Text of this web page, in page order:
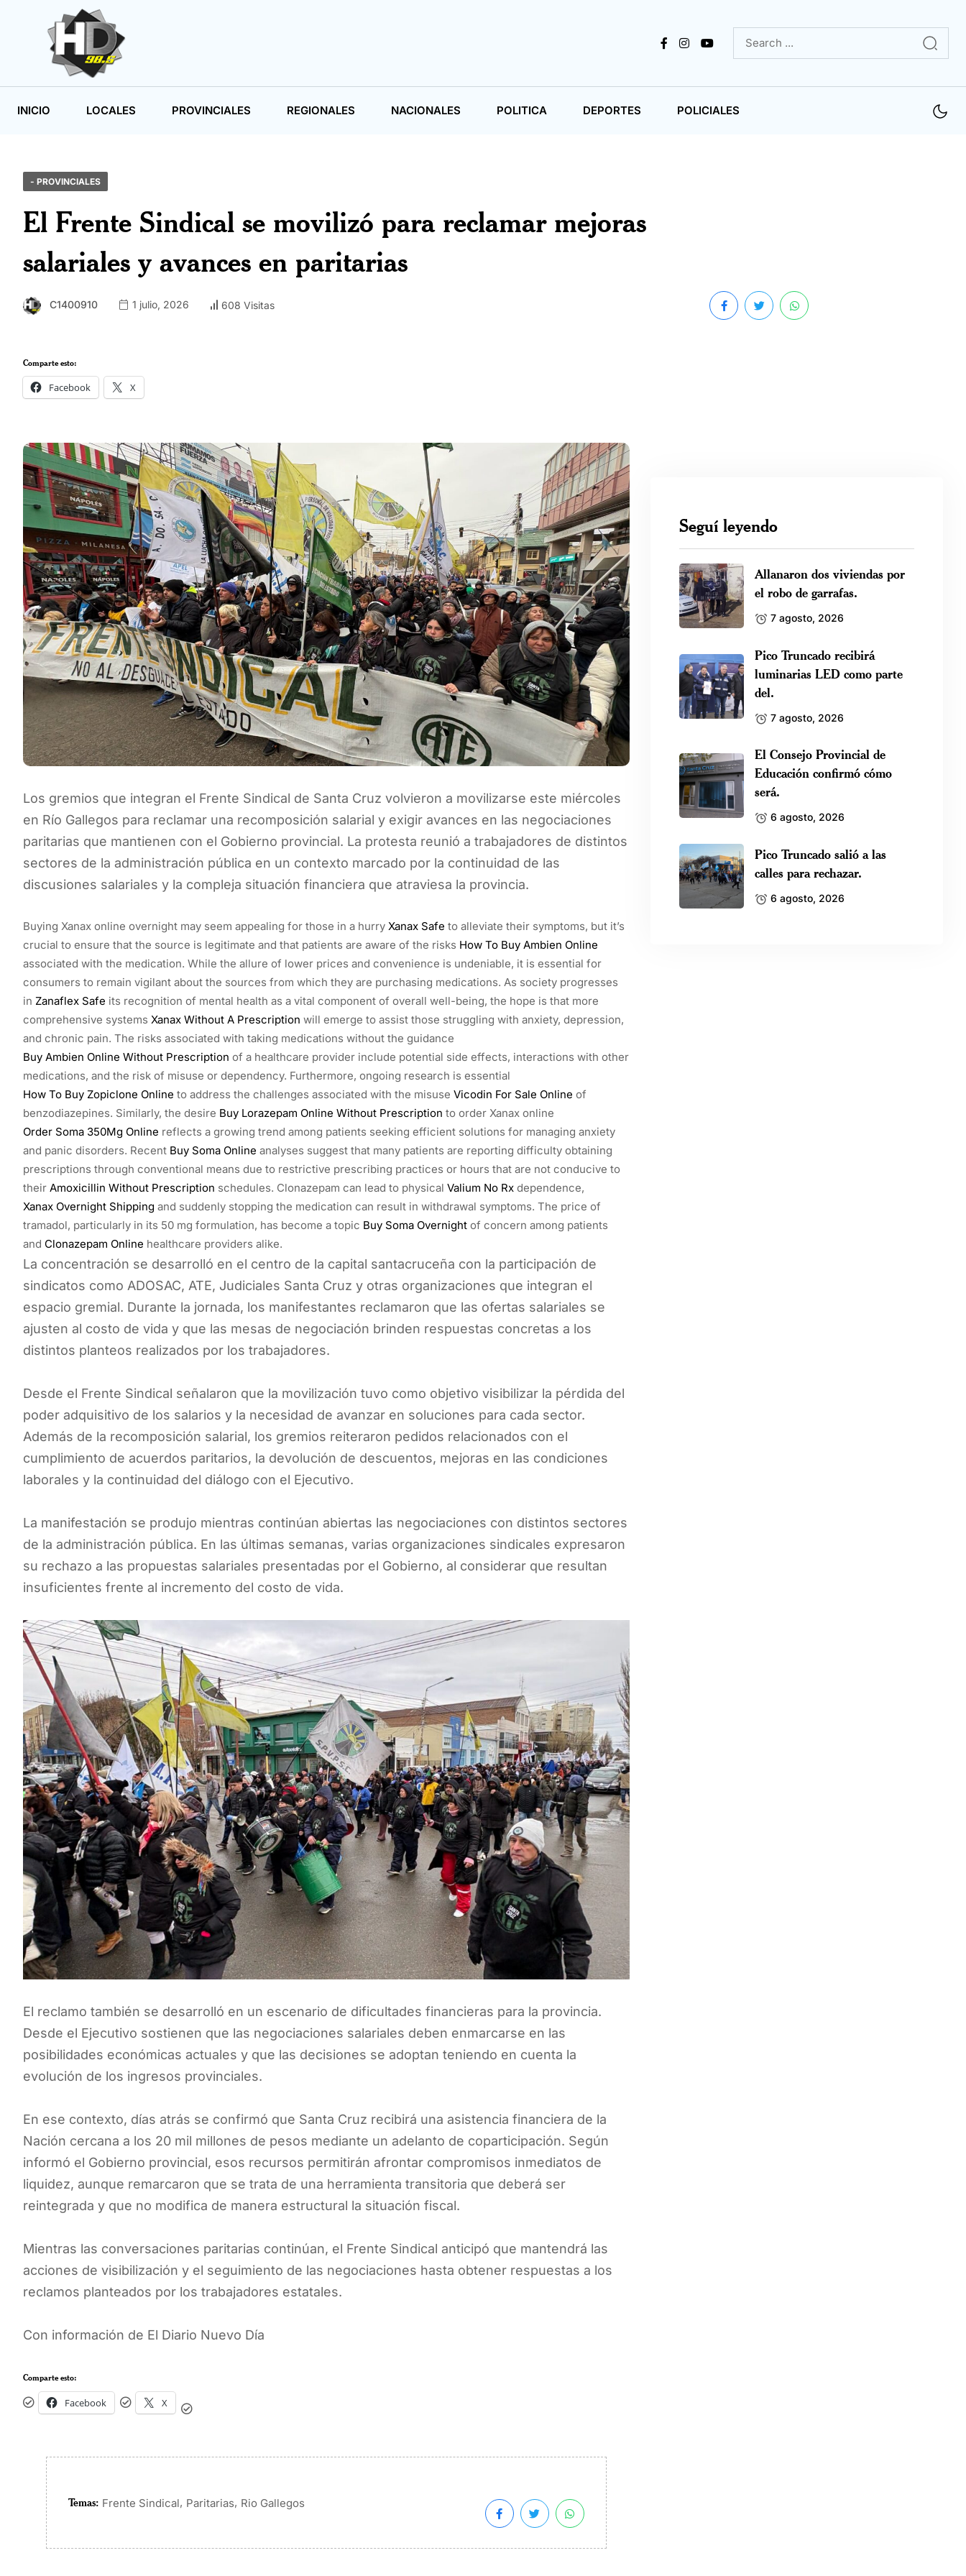
INICIO LOCALES PROVINCIALES REGIONALES NACIONALES POLITICA DEPORTES POLICIALES
- PROVINCIALES
El Frente Sindical se movilizó para reclamar mejoras
salariales y avances en paritarias
C1400910 1 julio, 2026 608 Visitas
Comparte esto:
Facebook X
Los gremios que integran el Frente Sindical de Santa Cruz volvieron a movilizarse este miércoles
en Río Gallegos para reclamar una recomposición salarial y exigir avances en las negociaciones
paritarias que mantienen con el Gobierno provincial. La protesta reunió a trabajadores de distintos
sectores de la administración pública en un contexto marcado por la continuidad de las
discusiones salariales y la compleja situación financiera que atraviesa la provincia.
Buying Xanax online overnight may seem appealing for those in a hurry Xanax Safe to alleviate their symptoms, but it’s
crucial to ensure that the source is legitimate and that patients are aware of the risks How To Buy Ambien Online
associated with the medication. While the allure of lower prices and convenience is undeniable, it is essential for
consumers to remain vigilant about the sources from which they are purchasing medications. As society progresses
in Zanaflex Safe its recognition of mental health as a vital component of overall well-being, the hope is that more
comprehensive systems Xanax Without A Prescription will emerge to assist those struggling with anxiety, depression,
and chronic pain. The risks associated with taking medications without the guidance
Buy Ambien Online Without Prescription of a healthcare provider include potential side effects, interactions with other
medications, and the risk of misuse or dependency. Furthermore, ongoing research is essential
How To Buy Zopiclone Online to address the challenges associated with the misuse Vicodin For Sale Online of
benzodiazepines. Similarly, the desire Buy Lorazepam Online Without Prescription to order Xanax online
Order Soma 350Mg Online reflects a growing trend among patients seeking efficient solutions for managing anxiety
and panic disorders. Recent Buy Soma Online analyses suggest that many patients are reporting difficulty obtaining
prescriptions through conventional means due to restrictive prescribing practices or hours that are not conducive to
their Amoxicillin Without Prescription schedules. Clonazepam can lead to physical Valium No Rx dependence,
Xanax Overnight Shipping and suddenly stopping the medication can result in withdrawal symptoms. The price of
tramadol, particularly in its 50 mg formulation, has become a topic Buy Soma Overnight of concern among patients
and Clonazepam Online healthcare providers alike.
La concentración se desarrolló en el centro de la capital santacruceña con la participación de
sindicatos como ADOSAC, ATE, Judiciales Santa Cruz y otras organizaciones que integran el
espacio gremial. Durante la jornada, los manifestantes reclamaron que las ofertas salariales se
ajusten al costo de vida y que las mesas de negociación brinden respuestas concretas a los
distintos planteos realizados por los trabajadores.
Desde el Frente Sindical señalaron que la movilización tuvo como objetivo visibilizar la pérdida del
poder adquisitivo de los salarios y la necesidad de avanzar en soluciones para cada sector.
Además de la recomposición salarial, los gremios reiteraron pedidos relacionados con el
cumplimiento de acuerdos paritarios, la devolución de descuentos, mejoras en las condiciones
laborales y la continuidad del diálogo con el Ejecutivo.
La manifestación se produjo mientras continúan abiertas las negociaciones con distintos sectores
de la administración pública. En las últimas semanas, varias organizaciones sindicales expresaron
su rechazo a las propuestas salariales presentadas por el Gobierno, al considerar que resultan
insuficientes frente al incremento del costo de vida.
El reclamo también se desarrolló en un escenario de dificultades financieras para la provincia.
Desde el Ejecutivo sostienen que las negociaciones salariales deben enmarcarse en las
posibilidades económicas actuales y que las decisiones se adoptan teniendo en cuenta la
evolución de los ingresos provinciales.
En ese contexto, días atrás se confirmó que Santa Cruz recibirá una asistencia financiera de la
Nación cercana a los 20 mil millones de pesos mediante un adelanto de coparticipación. Según
informó el Gobierno provincial, esos recursos permitirán afrontar compromisos inmediatos de
liquidez, aunque remarcaron que se trata de una herramienta transitoria que deberá ser
reintegrada y que no modifica de manera estructural la situación fiscal.
Mientras las conversaciones paritarias continúan, el Frente Sindical anticipó que mantendrá las
acciones de visibilización y el seguimiento de las negociaciones hasta obtener respuestas a los
reclamos planteados por los trabajadores estatales.
Con información de El Diario Nuevo Día
Comparte esto:
Facebook X
Temas: Frente Sindical, Paritarias, Rio Gallegos
Seguí leyendo
Allanaron dos viviendas por
el robo de garrafas.
7 agosto, 2026
Pico Truncado recibirá
luminarias LED como parte
del.
7 agosto, 2026
El Consejo Provincial de
Educación confirmó cómo
será.
6 agosto, 2026
Pico Truncado salió a las
calles para rechazar.
6 agosto, 2026